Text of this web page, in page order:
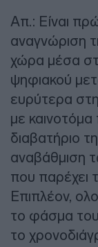
Απ.: Είναι
αναγνώριση
χώρα μέσα
ψηφιακού
ευρύτερα
με
διαβατήριο
αναβάθμιση
που παρέχει
Επιπλέον,
το φάσμα
το